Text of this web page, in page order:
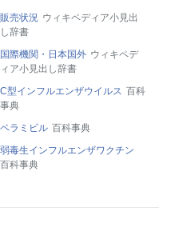
販売状況 ウィキペディア小見出
し辞書
国際機関・日本国外 ウィキペデ
ィア小見出し辞書
C型インフルエンザウイルス 百科
事典
ペラミビル 百科事典
弱毒生インフルエンザワクチン
百科事典